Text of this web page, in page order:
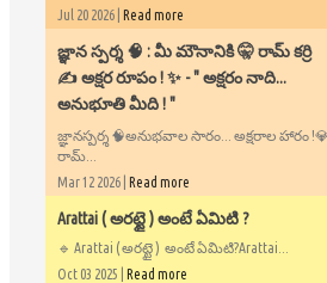
Jul 20 2026 | Read more
​జ్ఞాన స్పర్శ 🧠 : మీ మౌనానికి 🤫 రామ్ కర్రి
✍️ అక్షర రూపం ! ✨ - ​" అక్షరం నాది...
అనుభూతి మీది ! "
జ్ఞానస్పర్శ 🧠అనుభవాల సారం... అక్షరాల హారం
రామ్...
Mar 12 2026 | Read more
Arattai ( అరట్టై ) అంటే ఏమిటి ?
🔹 Arattai ( అరట్టై ) అంటే ఏమిటి?Arattai...
Oct 03 2025 | Read more